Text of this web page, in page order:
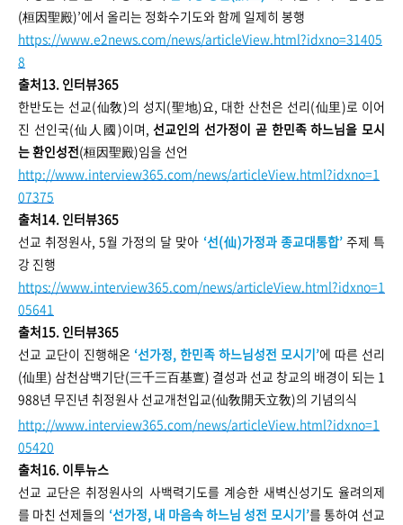
(桓因聖殿)’에서 올리는 정화수기도와 함께 일제히 봉행
https://www.e2news.com/news/articleView.html?idxno=31405
8
출처13. 인터뷰365
한반도는 선교(仙敎)의 성지(聖地)요, 대한 산천은 선리(仙里)로 이어
진 선인국(仙人國)이며,선교인의 선가정이 곧 한민족 하느님을 모시
는 환인성전(桓因聖殿)임을 선언
http://www.interview365.com/news/articleView.html?idxno=1
07375
출처14. 인터뷰365
선교 취정원사, 5월 가정의 달 맞아 ‘선(仙)가정과 종교대통합’ 주제 특
강 진행
https://www.interview365.com/news/articleView.html?idxno=1
05641
출처15. 인터뷰365
선교 교단이 진행해온 ‘선가정, 한민족 하느님성전 모시기’에 따른 선리
(仙里) 삼천삼백기단(三千三百基亶) 결성과 선교 창교의 배경이 되는 1
988년 무진년 취정원사 선교개천입교(仙敎開天立敎)의 기념의식
http://www.interview365.com/news/articleView.html?idxno=1
05420
출처16. 이투뉴스
선교 교단은 취정원사의 사백력기도를 계승한 새벽신성기도 율려의제
를 마친 선제들의 ‘선가정, 내 마음속 하느님 성전 모시기’를 통하여 선교